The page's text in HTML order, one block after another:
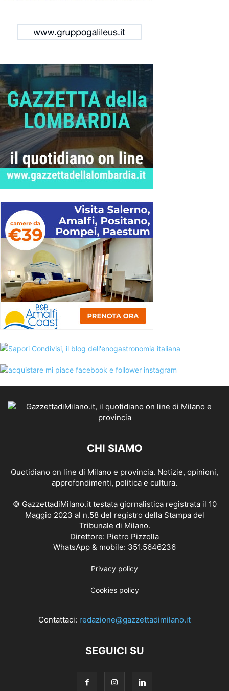
CHI SIAMO
Quotidiano on line di Milano e provincia. Notizie, opinioni,
approfondimenti, politica e cultura.
© GazzettadiMilano.it testata giornalistica registrata il 10
Maggio 2023 al n.58 del registro della Stampa del
Tribunale di Milano.
Direttore: Pietro Pizzolla
WhatsApp & mobile: 351.5646236
Privacy policy
Cookies policy
Contattaci: redazione@gazzettadimilano.it
SEGUICI SU